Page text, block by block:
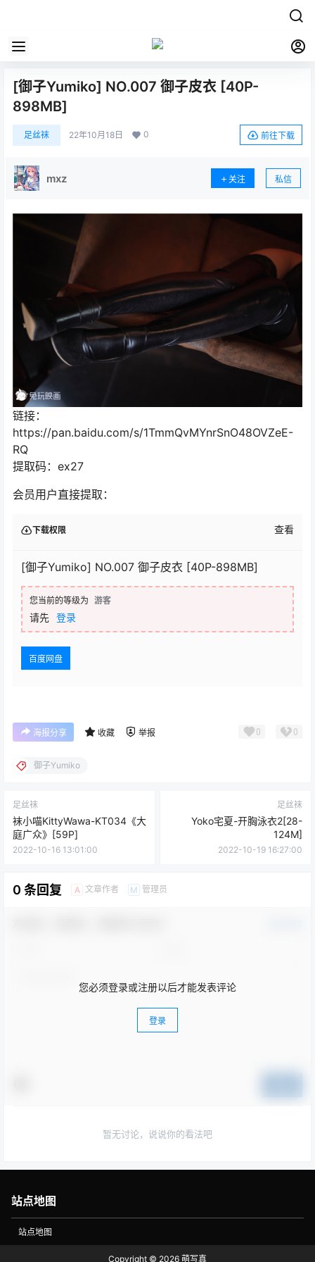
[御子Yumiko] NO.007 御子皮衣 [40P-
898MB]
足丝袜 22年10月18日 0 前往下载
mxz 关注 私信
链接：
https://pan.baidu.com/s/1TmmQvMYnrSnO48OVZeE-
RQ
提取码：ex27
会员用户直接提取：
下载权限 查看
[御子Yumiko] NO.007 御子皮衣 [40P-898MB]
您当前的等级为 游客
请先 登录
百度网盘
海报分享 收藏 举报 0 0
御子Yumiko
足丝袜
袜小喵KittyWawa-KT034《大
庭广众》[59P]
2022-10-16 13:01:00
足丝袜
Yoko宅夏-开胸泳衣2[28-
124M]
2022-10-19 16:27:00
0 条回复 A 文章作者 M 管理员
您必须登录或注册以后才能发表评论
登录
暂无讨论，说说你的看法吧
站点地图
站点地图
Copyright © 2026 萌写真